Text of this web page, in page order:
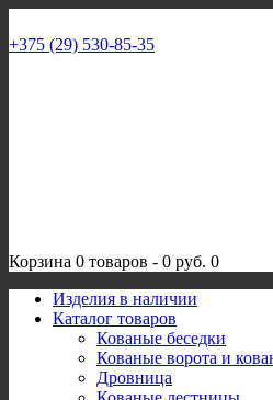
+375 (29) 530-85-35
Корзина 0 товаров - 0 руб. 0
Изделия в наличии
Каталог товаров
Кованые беседки
Кованые ворота и
Дровница